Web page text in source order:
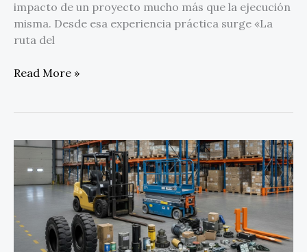
impacto de un proyecto mucho más que la ejecución
misma. Desde esa experiencia práctica surge «La
ruta del
Read More »
Intella
Parts
anuncia
expansión
estratégica